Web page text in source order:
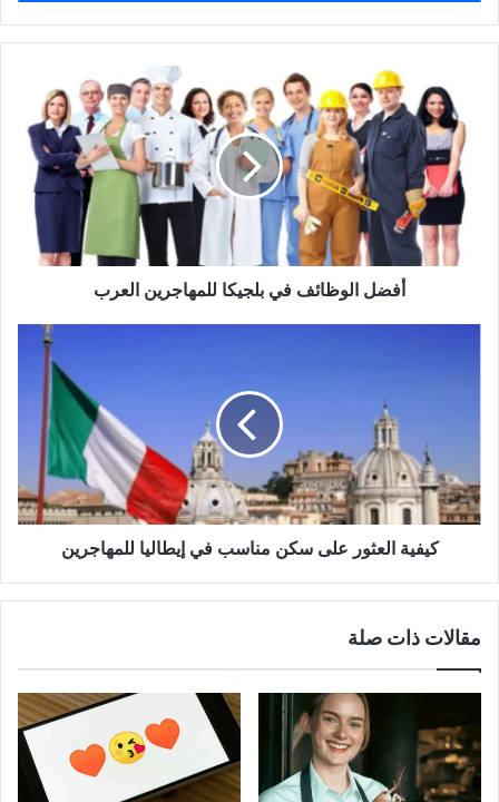
الوظائف
في
بلجيكا
للمهاجرين
العرب
أفضل الوظائف في بلجيكا للمهاجرين العرب
إيطاليا
للمهاجرين
كيفية العثور على سكن مناسب في إيطاليا للمهاجرين
مقالات ذات صلة